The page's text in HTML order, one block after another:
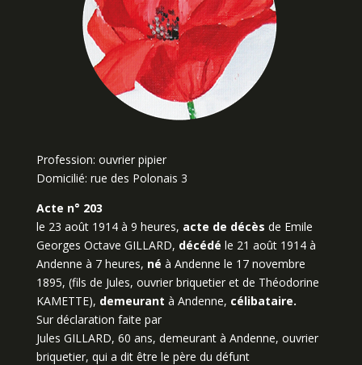
Profession: ouvrier pipier
Domicilié: rue des Polonais 3
Acte n° 203
le 23 août 1914 à 9 heures, acte de décès de Emile
Georges Octave GILLARD, décédé le 21 août 1914 à
Andenne à 7 heures, né à Andenne le 17 novembre
1895, (fils de Jules, ouvrier briquetier et de Théodorine
KAMETTE), demeurant à Andenne, célibataire.
Sur déclaration faite par
Jules GILLARD, 60 ans, demeurant à Andenne, ouvrier
briquetier, qui a dit être le père du défunt